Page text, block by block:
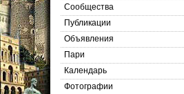
Сообщества
Публикации
Объявления
Пари
Календарь
Фотографии